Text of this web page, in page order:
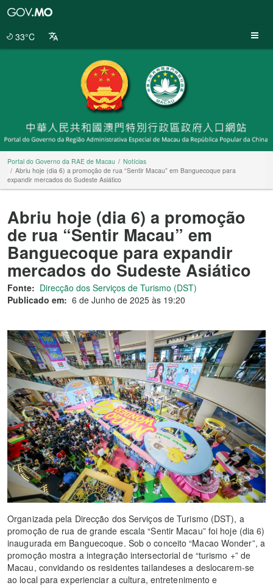
33°C
Portal do Governo da RAE de Macau
Notícias
Abriu hoje (dia 6) a promoção de rua “Sentir Macau” em Banguecoque para
expandir mercados do Sudeste Asiático
Abriu hoje (dia 6) a promoção
de rua “Sentir Macau” em
Banguecoque para expandir
mercados do Sudeste Asiático
Fonte: Direcção dos Serviços de Turismo (DST)
Publicado em: 6 de Junho de 2025 às 19:20
Organizada pela Direcção dos Serviços de Turismo (DST), a
promoção de rua de grande escala “Sentir Macau” foi hoje (dia 6)
inaugurada em Banguecoque. Sob o conceito “Macao Wonder”, a
promoção mostra a integração intersectorial de “turismo +” de
Macau, convidando os residentes tailandeses a deslocarem-se
ao local para experienciar a cultura, entretenimento e